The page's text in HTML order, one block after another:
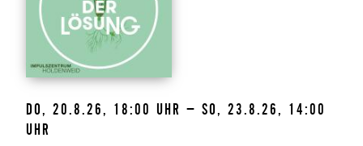
DO, 20.8.26, 18:00 UHR – SO, 23.8.26, 14:00
UHR